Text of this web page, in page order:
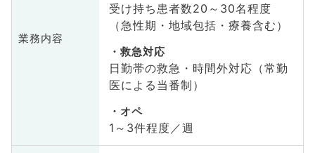
業務内容
受け持ち患者数20～30名程度
（急性期・地域包括・療養含む）
救急対応
日勤帯の救急・時間外対応（常勤
医による当番制）
オペ
1～3件程度／週